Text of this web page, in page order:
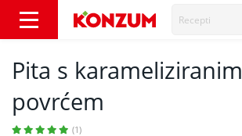
Recepti
Pita s karameliziranim
povrćem
(1)